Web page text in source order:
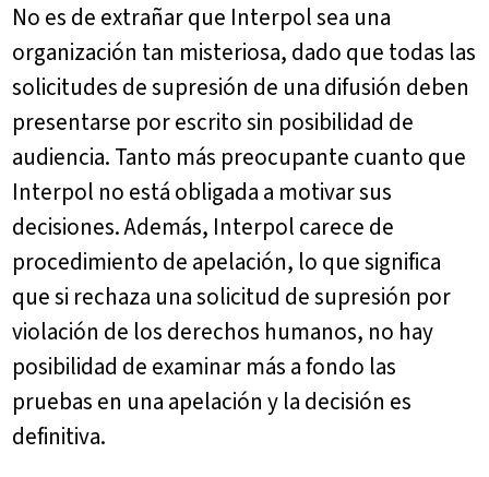
No es de extrañar que Interpol sea una
organización tan misteriosa, dado que todas las
solicitudes de supresión de una difusión deben
presentarse por escrito sin posibilidad de
audiencia. Tanto más preocupante cuanto que
Interpol no está obligada a motivar sus
decisiones. Además, Interpol carece de
procedimiento de apelación, lo que significa
que si rechaza una solicitud de supresión por
violación de los derechos humanos, no hay
posibilidad de examinar más a fondo las
pruebas en una apelación y la decisión es
definitiva.